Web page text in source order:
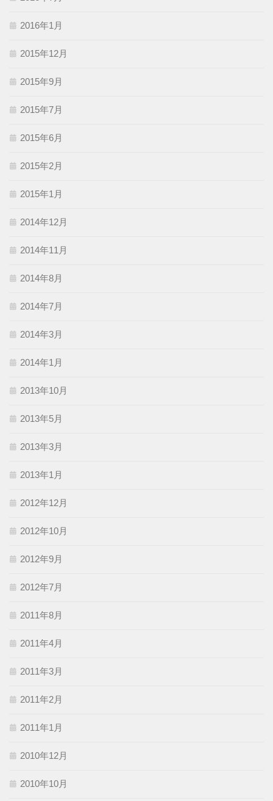
2016年1月
2015年12月
2015年9月
2015年7月
2015年6月
2015年2月
2015年1月
2014年12月
2014年11月
2014年8月
2014年7月
2014年3月
2014年1月
2013年10月
2013年5月
2013年3月
2013年1月
2012年12月
2012年10月
2012年9月
2012年7月
2011年8月
2011年4月
2011年3月
2011年2月
2011年1月
2010年12月
2010年10月